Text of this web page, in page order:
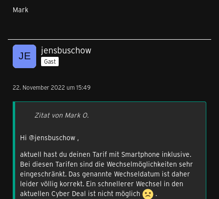
Mark
jensbuschow
Gast
22. November 2022 um 15:49
Zitat von Mark O.
Hi @jensbuschow ,
aktuell hast du deinen Tarif mit Smartphone inklusive.
Bei diesen Tarifen sind die Wechselmöglichkeiten sehr
eingeschränkt. Das genannte Wechseldatum ist daher
leider völlig korrekt. Ein schnellerer Wechsel in den
aktuellen Cyber Deal ist nicht möglich
.